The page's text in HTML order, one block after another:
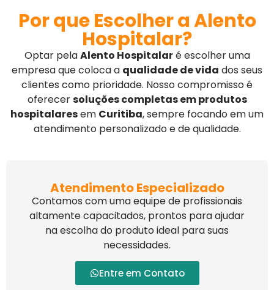
Por que Escolher a Alento
Hospitalar?
Optar pelaAlento Hospitalaré escolher uma
empresa que coloca a qualidade de vida dos seus
clientes como prioridade. Nosso compromisso é
oferecersoluções completas em produtos
hospitalaresem Curitiba, sempre focando em um
atendimento personalizado e de qualidade.
Atendimento Especializado
Contamos com uma equipe de profissionais
altamente capacitados, prontos para ajudar
na escolha do produto ideal para suas
necessidades.
Entre em Contato